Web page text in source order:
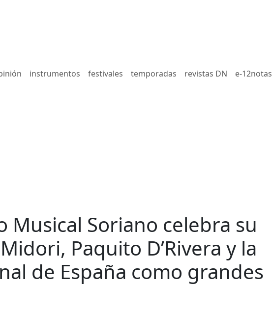
instrumentos festivales temporadas revistas DN e-12notas
Musical Soriano celebra su
Paquito D’Rivera y la
de España como grandes